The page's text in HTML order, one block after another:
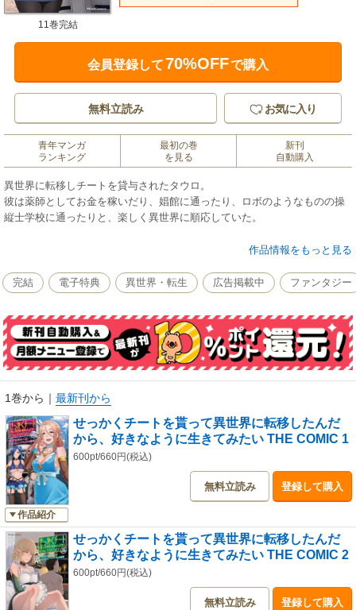
11巻完結
会員登録して70%OFFで購入
無料立読み お気に入り
青年マンガ
ランキング
最初の巻
を見る
新刊
自動購入
異世界に転移しチートを貸与されたタウロ。
彼は薬師としてお金を稼いだり、娼館に通ったり、ロボのようなものの操
縦士学校に通ったりと、楽しく異世界に順応していた。
騎士団に対する失望、同級生との肉体バトル、操縦士としてのタウロを求
中年おっさんが気ままに躍動する異世界ファンタジー！
WEBコミック誌「コミックライド2020年3月号～年4月号、6月号～9月号」
同単話版19話～23話までを収録しています。
作品情報をもっと見る
完結 電子特典 異世界・転生 広告掲載中 ファンタジー
1巻から ｜ 最新刊から
作品紹介
せっかくチートを貰って異世界に転移したんだ
から、好きなように生きてみたい THE COMIC 1
600pt/660円(税込)
無料立読み 登録して購入
せっかくチートを貰って異世界に転移したんだ
から、好きなように生きてみたい THE COMIC 2
600pt/660円(税込)
無料立読み 登録して購入